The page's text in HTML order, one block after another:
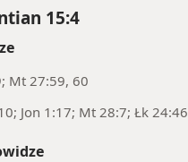
15:4
Mt 27:59, 60
Jon 1:17; Mt 28:7; Łk 24:46